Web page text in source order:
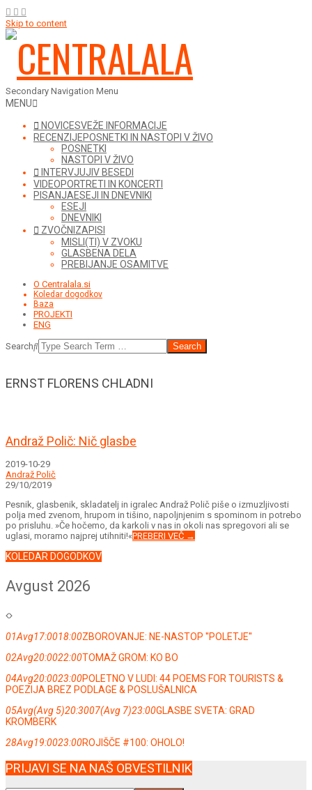
Skip to content
Secondary Navigation Menu
MENU
NOVICESVEŽE INFORMACIJE
RECENZIJEPOSNETKI IN NASTOPI V ŽIVO
POSNETKI
NASTOPI V ŽIVO
INTERVJUJI V BESEDI
VIDEOPORTRETI IN KONCERTI
PISANJAESEJI IN DNEVNIKI
ESEJI
DNEVNIKI
ZVOČNI ZAPISI
MISLI(TI) V ZVOKU
GLASBENA DELA
PREBIJANJE OSAMITVE
O Centralala.si
Koledar dogodkov
Baza
PROJEKTI
ENG
Search
ERNST FLORENS CHLADNI
Andraž Polič: Nič glasbe
2019-10-29
Andraž Polič
29/10/2019
Pesnik, glasbenik, skladatelj in igralec Andraž Polič piše o izmuzljivosti
polja med zvenom, hrupom in tišino, napoljnjenim s spominom in potrebo
po prisluhu. »Če hočemo, da karkoli v nas in okoli nas spregovori ali se
uglasi, moramo najprej utihniti!«PREBERI VEČ →
KOLEDAR DOGODKOV
Avgust 2026
01Avg17:0018:00ZBOROVANJE: NE-NASTOP ''POLETJE''
02Avg20:0022:00TOMAŽ GROM: KO BO
04Avg20:0023:00POLETNO V LUDI: 44 POEMS FOR TOURISTS &
POEZIJA BREZ PODLAGE & POSLUŠALNICA
05Avg(Avg 5)20:3007(Avg 7)23:00GLASBE SVETA: GRAD
KROMBERK
28Avg19:0023:00ROJIŠČE #100: OHOLO!
PRIJAVI SE NA NAŠ OBVESTILNIK